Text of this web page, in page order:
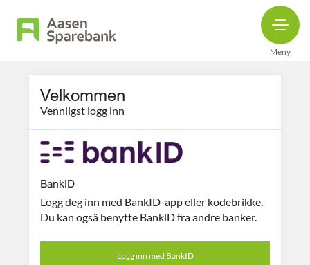
Meny
Velkommen
Vennligst logg inn
BankID
Logg deg inn med BankID-app eller kodebrikke.
Du kan ogsâ benytte BanklD fra andre banker.
Logg inn med BankID